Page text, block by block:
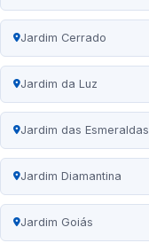
Jardim Cerrado
Jardim da Luz
Jardim das Esmeraldas
Jardim Diamantina
Jardim Goiás